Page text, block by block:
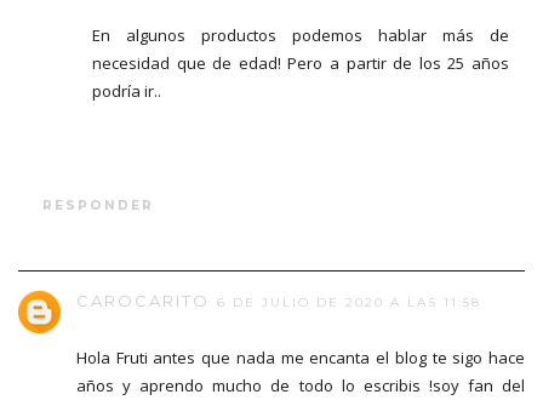
En algunos productos podemos hablar más de
necesidad que de edad! Pero a partir de los 25 años
podría ir..
RESPONDER
CAROCARITO 6 DE JULIO DE 2020 A LAS 11:58
Hola Fruti antes que nada me encanta el blog te sigo hace
años y aprendo mucho de todo lo escribis !soy fan del